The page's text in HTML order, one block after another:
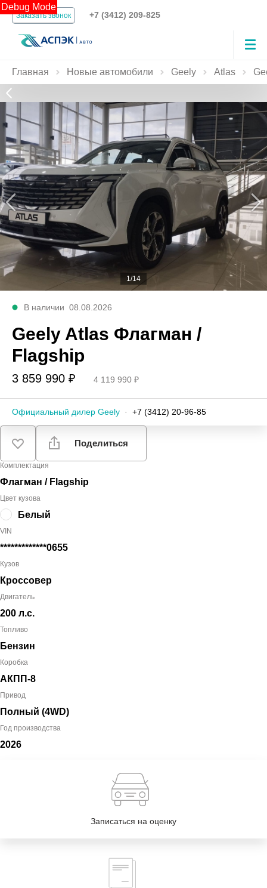
Debug Mode
Заказать звонок +7 (3412) 209-825
Главная Новые автомобили Geely Atlas
1/14
В наличии 08.08.2026
Geely Atlas Флагман /
Flagship
3 859 990 ₽ 4 119 990 ₽
Официальный дилер Geely · +7 (3412) 20-96-85
Поделиться
Комплектация
Флагман / Flagship
Цвет кузова
Белый
VIN
*************0655
Кузов
Кроссовер
Двигатель
200 л.с.
Топливо
Бензин
Коробка
АКПП-8
Привод
Полный (4WD)
Год производства
2026
Записаться на оценку